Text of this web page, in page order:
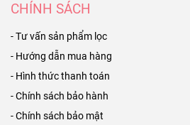
CHÍNH SÁCH
- Tư vấn sản phẩm lọc
- Hướng dẫn mua hàng
- Hình thức thanh toán
- Chính sách bảo hành
- Chính sách bảo mật